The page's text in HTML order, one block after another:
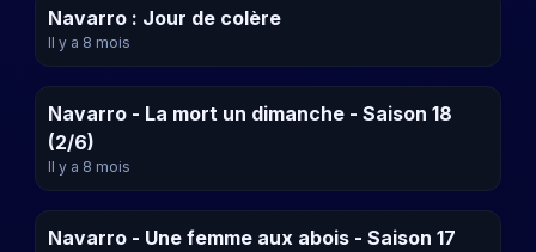
Navarro : Jour de colère
Il y a 8 mois
Navarro - La mort un dimanche - Saison 18
(2/6)
Il y a 8 mois
Navarro - Une femme aux abois - Saison 17